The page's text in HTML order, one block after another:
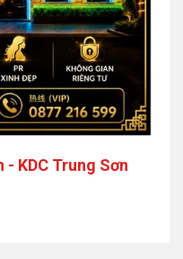
KDC Trung Sơn